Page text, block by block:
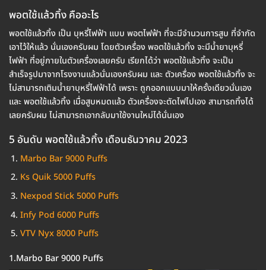
พอตใช้แล้วทิ้ง คืออะไร
พอตใช้แล้วทิ้ง เป็น บุหรี่ไฟฟ้า แบบ พอตไฟฟ้า ที่จะมีจำนวนการสูบ ที่จำกัด
เอาไว้ให้แล้ว นั่นเองครับผม โดยตัวเครื่อง พอตใช้แล้วทิ้ง จะมีน้ำยาบุหรี่
ไฟฟ้า ที่อยู่ภายในตัวเครื่องเลยครับ เรียกได้ว่า พอตใช้แล้วทิ้ง จะเป็น
สำเร็จรูปมาจากโรงงานแล้วนั่นเองครับผม และ ตัวเครื่อง พอตใช้แล้วทิ้ง จะ
ไม่สามารถเติมน้ำยาบุหรี่ไฟฟ้าได้ เพราะ ถูกออกแบบมาให้ครั้งเดียวนั่นเอง
และ พอตใช้แล้วทิ้ง เมื่อสูบหมดแล้ว ตัวเครื่องจะตัดไฟไปเอง สามารถทิ้งได้
เลยครับผม ไม่สามารถเอากลับมาใช้งานใหม่ได้นั่นเอง
5 อันดับ พอตใช้แล้วทิ้ง เดือนธันวาคม 2023
Marbo Bar 9000 Puffs
Ks Quik 5000 Puffs
Nexpod Stick 5000 Puffs
Infy Pod 6000 Puffs
VTV Nyx 8000 Puffs
1.Marbo Bar 9000 Puffs